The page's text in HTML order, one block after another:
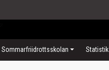
Sommarfriidrottsskolan Statistik